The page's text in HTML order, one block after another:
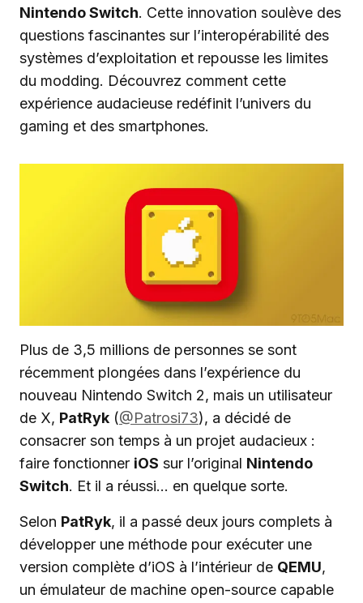
Nintendo Switch. Cette innovation soulève des
questions fascinantes sur l’interopérabilité des
systèmes d’exploitation et repousse les limites
du modding. Découvrez comment cette
expérience audacieuse redéfinit l’univers du
gaming et des smartphones.
Plus de 3,5 millions de personnes se sont
récemment plongées dans l’expérience du
nouveau Nintendo Switch 2, mais un utilisateur
de X, PatRyk (@Patrosi73), a décidé de
consacrer son temps à un projet audacieux :
faire fonctionner iOS sur l’original Nintendo
Switch. Et il a réussi… en quelque sorte.
Selon PatRyk, il a passé deux jours complets à
développer une méthode pour exécuter une
version complète d’iOS à l’intérieur de QEMU,
un émulateur de machine open-source capable